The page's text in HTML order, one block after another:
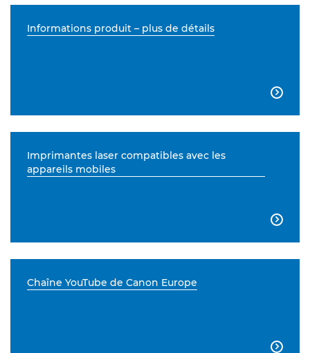
Informations produit – plus de détails

Imprimantes laser compatibles avec les
appareils mobiles

Chaîne YouTube de Canon Europe
